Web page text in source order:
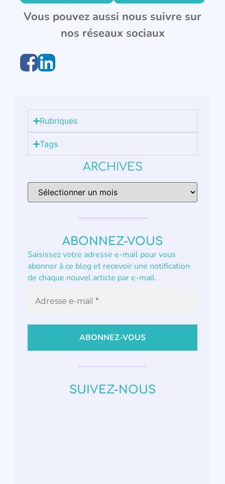
Vous pouvez aussi nous suivre sur
nos réseaux sociaux
Rubriques
Tags
ARCHIVES
ABONNEZ-VOUS
Saisissez votre adresse e-mail pour vous
abonner à ce blog et recevoir une notification
de chaque nouvel article par e-mail.
SUIVEZ-NOUS